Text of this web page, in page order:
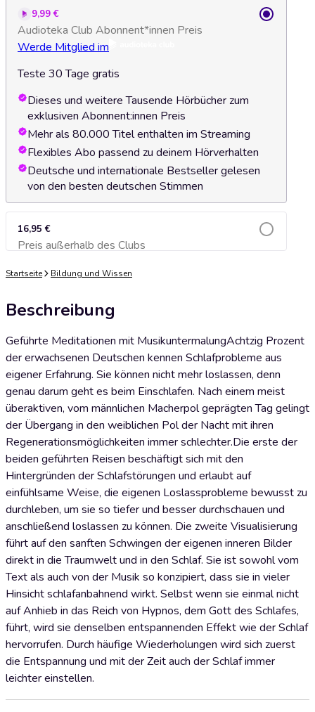
9,99 €
Audioteka Club Abonnent*innen Preis
Werde Mitglied im
Teste 30 Tage gratis
Dieses und weitere Tausende Hörbücher zum
exklusiven Abonnent:innen Preis
Mehr als 80.000 Titel enthalten im Streaming
Flexibles Abo passend zu deinem Hörverhalten
Deutsche und internationale Bestseller gelesen
von den besten deutschen Stimmen
16,95 €
Preis außerhalb des ClubsZum Warenkorb hinzufügen
Startseite Bildung und Wissen
Beschreibung
Geführte Meditationen mit MusikuntermalungAchtzig Prozent
der erwachsenen Deutschen kennen Schlafprobleme aus
eigener Erfahrung. Sie können nicht mehr loslassen, denn
genau darum geht es beim Einschlafen. Nach einem meist
überaktiven, vom männlichen Macherpol geprägten Tag gelingt
der Übergang in den weiblichen Pol der Nacht mit ihren
Regenerationsmöglichkeiten immer schlechter.Die erste der
beiden geführten Reisen beschäftigt sich mit den
Hintergründen der Schlafstörungen und erlaubt auf
einfühlsame Weise, die eigenen Loslassprobleme bewusst zu
durchleben, um sie so tiefer und besser durchschauen und
anschließend loslassen zu können. Die zweite Visualisierung
führt auf den sanften Schwingen der eigenen inneren Bilder
direkt in die Traumwelt und in den Schlaf. Sie ist sowohl vom
Text als auch von der Musik so konzipiert, dass sie in vieler
Hinsicht schlafanbahnend wirkt. Selbst wenn sie einmal nicht
auf Anhieb in das Reich von Hypnos, dem Gott des Schlafes,
führt, wird sie denselben entspannenden Effekt wie der Schlaf
hervorrufen. Durch häufige Wiederholungen wird sich zuerst
die Entspannung und mit der Zeit auch der Schlaf immer
leichter einstellen.